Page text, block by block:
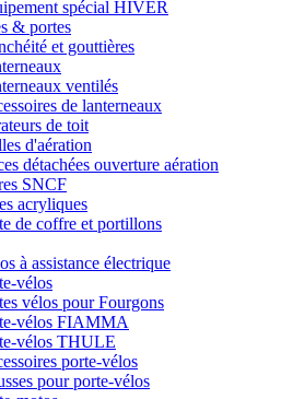
spécial HIVER
& portes
et gouttières
ventilés
de lanterneaux
de toit
d'aération
détachées ouverture aération
SNCF
acryliques
de coffre et portillons
à assistance électrique
vélos
vélos pour Fourgons
vélos FIAMMA
vélos THULE
porte-vélos
pour porte-vélos